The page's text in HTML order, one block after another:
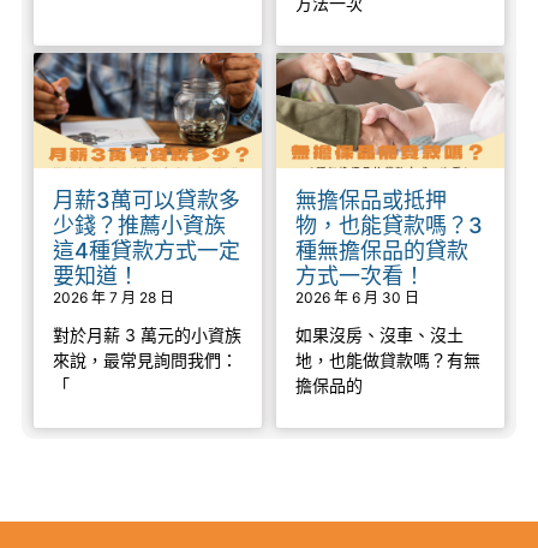
月薪3萬可以貸款多
少錢？推薦小資族
這4種貸款方式一定
要知道！
2026 年 7 月 28 日
對於月薪 3 萬元的小資族
來說，最常見詢問我們：
「
無擔保品或抵押
物，也能貸款嗎？3
種無擔保品的貸款
方式一次看！
2026 年 6 月 30 日
如果沒房、沒車、沒土
地，也能做貸款嗎？有無
擔保品的